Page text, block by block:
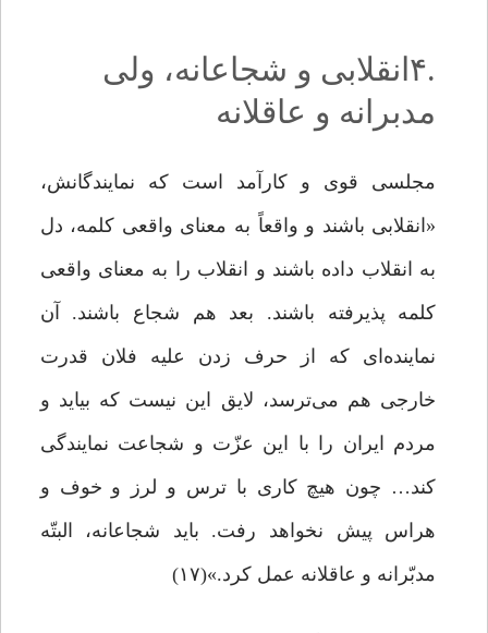
.۴انقلابی و شجاعانه، ولی
مدبرانه و عاقلانه
مجلسی قوی و کارآمد است که نمایندگانش،
«انقلابی باشند و واقعاً به معنای واقعی کلمه، دل
به انقلاب داده باشند و انقلاب را به معنای واقعی
کلمه پذیرفته باشند. بعد هم شجاع باشند. آن
نماینده‌ای که از حرف زدن علیه فلان قدرت
خارجی هم می‌ترسد، لایق این نیست که بیاید و
مردم ایران را با این عزّت و شجاعت نمایندگی
کند… چون هیچ کاری با ترس‌ و لرز و خوف و
هراس پیش نخواهد رفت. باید شجاعانه، البتّه
مدبّرانه و عاقلانه عمل کرد.»(۱۷)